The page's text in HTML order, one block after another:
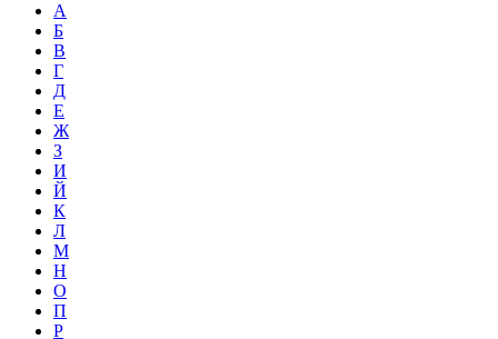
А
Б
В
Г
Д
Е
Ж
З
И
Й
К
Л
М
Н
О
П
Р